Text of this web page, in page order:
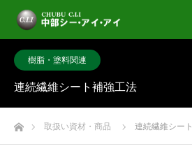
樹脂・塗料関連
連続繊維シート補強工法
ホーム取扱い資材・商品 連続繊維シー